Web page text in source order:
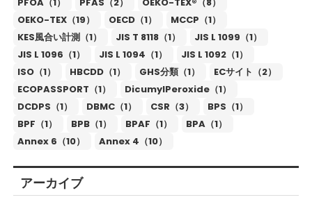
OEKO-TEX（19）
OECD（1）
MCCP（1）
KES風合い計測（1）
JIS T 8118（1）
JIS L 1099（1）
JIS L 1096（1）
JIS L 1094（1）
JIS L 1092（1）
ISO（1）
HBCDD（1） GHS分類（1）
ECサイト（2）
ECOPASSPORT（1）
DicumylPeroxide（1）
DCDPS（1）
DBMC（1） CSR（3）
BPS（1）
BPF（1）
BPB（1） BPAF（1）
BPA（1）
Annex 6（10）
Annex 4（10）
アーカイブ